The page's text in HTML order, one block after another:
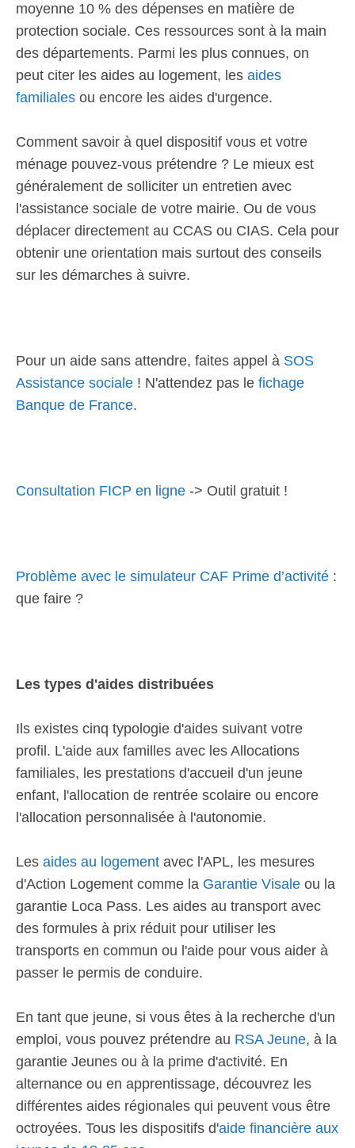
moyenne 10 % des dépenses en matière de
protection sociale. Ces ressources sont à la main
des départements. Parmi les plus connues, on
peut citer les aides au logement, les aides
familiales ou encore les aides d'urgence.
Comment savoir à quel dispositif vous et votre
ménage pouvez-vous prétendre ? Le mieux est
généralement de solliciter un entretien avec
l'assistance sociale de votre mairie. Ou de vous
déplacer directement au CCAS ou CIAS. Cela pour
obtenir une orientation mais surtout des conseils
sur les démarches à suivre.
Pour un aide sans attendre, faites appel à SOS
Assistance sociale ! N'attendez pas le fichage
Banque de France.
Consultation FICP en ligne -> Outil gratuit !
Problème avec le simulateur CAF Prime d’activité :
que faire ?
Les types d'aides distribuées
Ils existes cinq typologie d'aides suivant votre
profil. L'aide aux familles avec les Allocations
familiales, les prestations d'accueil d'un jeune
enfant, l'allocation de rentrée scolaire ou encore
l'allocation personnalisée à l'autonomie.
Les aides au logement avec l'APL, les mesures
d'Action Logement comme la Garantie Visale ou la
garantie Loca Pass. Les aides au transport avec
des formules à prix réduit pour utiliser les
transports en commun ou l'aide pour vous aider à
passer le permis de conduire.
En tant que jeune, si vous êtes à la recherche d'un
emploi, vous pouvez prétendre au RSA Jeune, à la
garantie Jeunes ou à la prime d'activité. En
alternance ou en apprentissage, découvrez les
différentes aides régionales qui peuvent vous être
octroyées. Tous les dispositifs d'aide financière aux